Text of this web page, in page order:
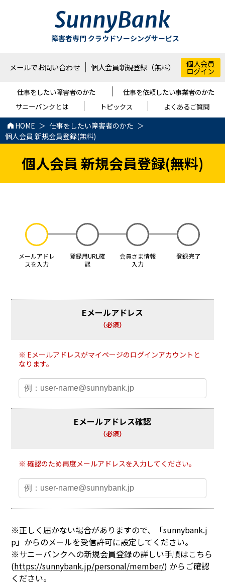
障害者専門 クラウドソーシングサービス
メールでお問い合わせ 個人会員新規登録（無料） 個人会員
ログイン
仕事をしたい障害者のかた
仕事を依頼したい事業者のかた
サニーバンクとは
トピックス
よくあるご質問
HOME
仕事をしたい障害者のかた
個人会員 新規会員登録(無料)
個人会員 新規会員登録(無料)
メールアドレ
スを入力
登録用URL確
認
会員さま情報
入力
登録完了
Eメールアドレス
必須
Eメールアドレスがマイページのログインアカウントと
なります。
Eメールアドレス確認
必須
確認のため再度メールアドレスを入力してください。
※正しく届かない場合がありますので、「sunnybank.j
p」からのメールを受信許可に設定してください。
※サニーバンクへの新規会員登録の詳しい手順はこちら
(https://sunnybank.jp/personal/member/) からご確認
ください。